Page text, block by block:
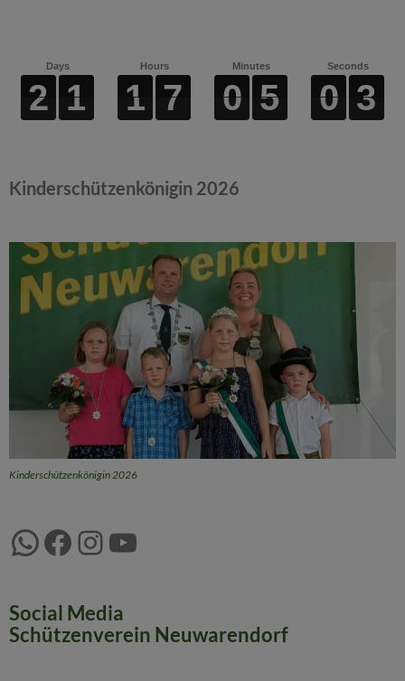
Days
2
2
2
2 1
1
1
1
Hours
1
1
1
1 7
7
7
7
Minutes
0
0
0
0 5
5
5
5
Seconds
0
0
0
0 2
3
2
3
Kinderschützenkönigin 2026
Kinderschützenkönigin 2026
WhatsApp
Facebook
Instagram
YouTube
Social Media
Schützenverein Neuwarendorf